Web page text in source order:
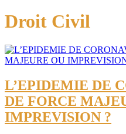
Droit Civil
L’EPIDEMIE DE
DE FORCE
IMPREVISION ?